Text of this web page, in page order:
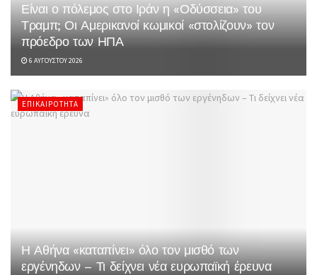
Είναι ο πόλεμος στο Ιράν η «Οδύσσεια» του
Τραμπ; Οι Αμερικανοί κωμικοί «στολίζουν» τον
πρόεδρο των ΗΠΑ
6 ΑΥΓΟΎΣΤΟΥ 2026
ΕΠΙΚΑΙΡΌΤΗΤΑ
Η Αθήνα «καταπίνει» όλο τον μισθό των
εργένηδων – Τι δείχνει νέα ευρωπαϊκή έρευνα